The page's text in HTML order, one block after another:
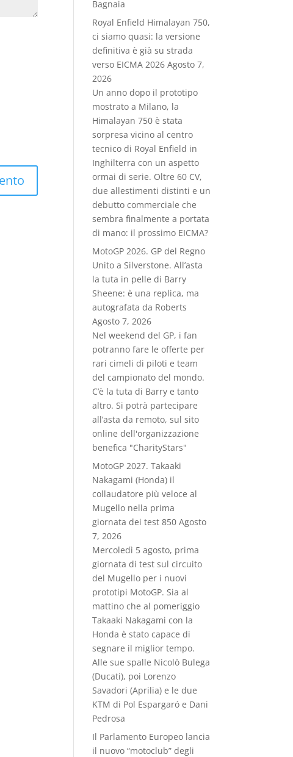
Bagnaia
Royal Enfield Himalayan 750,
ci siamo quasi: la versione
definitiva è già su strada
verso EICMA 2026 Agosto 7,
2026
Un anno dopo il prototipo
mostrato a Milano, la
Himalayan 750 è stata
sorpresa vicino al centro
tecnico di Royal Enfield in
Inghilterra con un aspetto
ormai di serie. Oltre 60 CV,
due allestimenti distinti e un
debutto commerciale che
sembra finalmente a portata
di mano: il prossimo EICMA?
MotoGP 2026. GP del Regno
Unito a Silverstone. All’asta
la tuta in pelle di Barry
Sheene: è una replica, ma
autografata da Roberts
Agosto 7, 2026
Nel weekend del GP, i fan
potranno fare le offerte per
rari cimeli di piloti e team
del campionato del mondo.
C’è la tuta di Barry e tanto
altro. Si potrà partecipare
all’asta da remoto, sul sito
online dell'organizzazione
benefica "CharityStars"
MotoGP 2027. Takaaki
Nakagami (Honda) il
collaudatore più veloce al
Mugello nella prima
giornata dei test 850 Agosto
7, 2026
Mercoledì 5 agosto, prima
giornata di test sul circuito
del Mugello per i nuovi
prototipi MotoGP. Sia al
mattino che al pomeriggio
Takaaki Nakagami con la
Honda è stato capace di
segnare il miglior tempo.
Alle sue spalle Nicolò Bulega
(Ducati), poi Lorenzo
Savadori (Aprilia) e le due
KTM di Pol Espargaró e Dani
Pedrosa
Il Parlamento Europeo lancia
il nuovo “motoclub” degli